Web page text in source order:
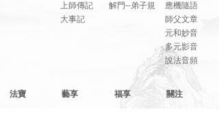
上師傳記
大事記
解門--弟子規
關注
法寶 藝享 福享
應機隨語
師父文章
元和妙音
多元影音
說法音頻